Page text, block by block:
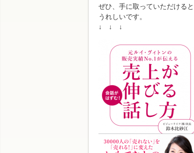
ぜひ、手に取っていただけると
うれしいです。
↓ ↓ ↓